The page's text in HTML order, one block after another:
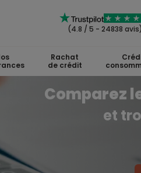
(4.8 / 5 - 24838 avis)
Rachat
de crédit
Comparez
et